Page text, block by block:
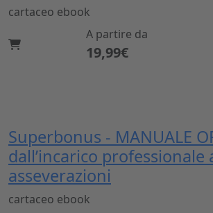
cartaceo ebook
A partire da
19,99€
Superbonus - MANUALE
dall’incarico professionale
asseverazioni
cartaceo ebook